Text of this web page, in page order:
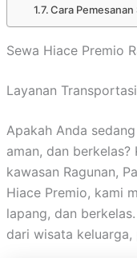
Cara
Sewa Hiace Premio
Layanan
Apakah Anda
aman, dan
kawasan Ragunan,
Hiace Premio, kami
lapang, dan
dari wisata keluarga,